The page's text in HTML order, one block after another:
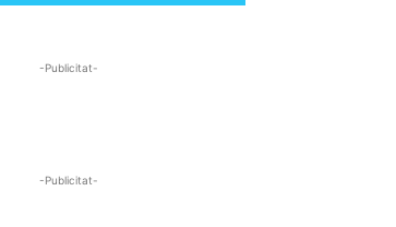
-Publicitat-
-Publicitat-